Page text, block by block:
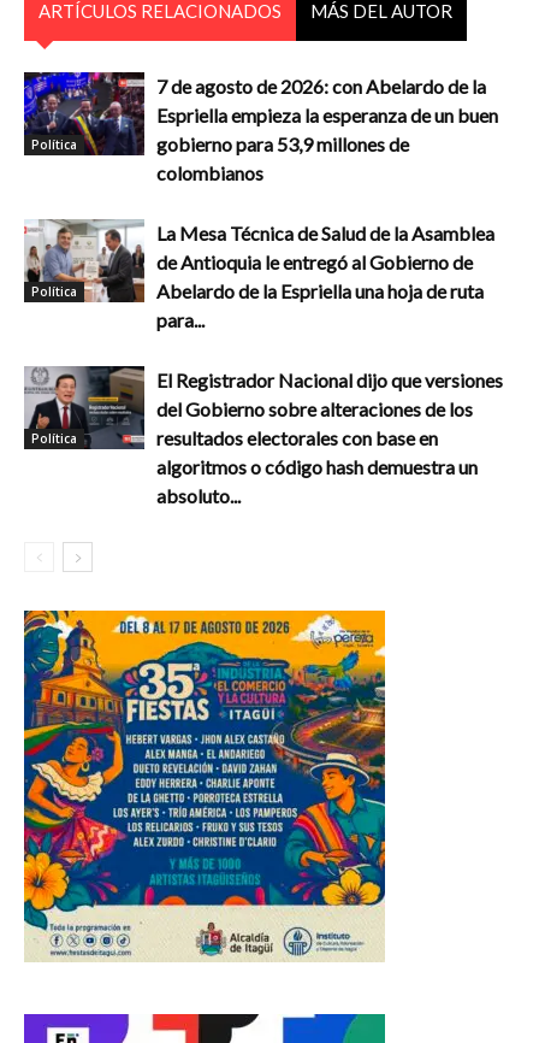
ARTÍCULOS RELACIONADOS MÁS DEL AUTOR
Política
7 de agosto de 2026: con Abelardo de la
Espriella empieza la esperanza de un buen
gobierno para 53,9 millones de
colombianos
Política
La Mesa Técnica de Salud de la Asamblea
de Antioquia le entregó al Gobierno de
Abelardo de la Espriella una hoja de ruta
para...
Política
El Registrador Nacional dijo que versiones
del Gobierno sobre alteraciones de los
resultados electorales con base en
algoritmos o código hash demuestra un
absoluto...